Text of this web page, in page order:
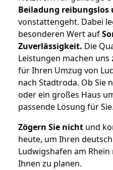
Beiladung reibungslos
vonstattengeht. Dabei
besonderen Wert auf
Zuverlässigkeit. Die
Leistungen machen
für Ihren Umzug von
nach Stadtroda. Ob Sie
oder ein großes Haus
passende Lösung für Sie.
Zögern Sie nicht und
heute, um Ihren
Ludwigshafen am
Ihnen zu planen.